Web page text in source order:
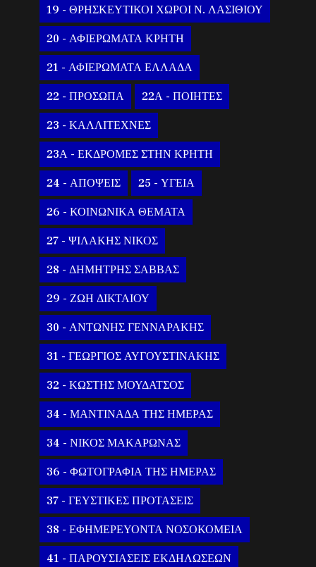
19 - ΘΡΗΣΚΕΥΤΙΚΟΙ ΧΩΡΟΙ Ν. ΛΑΣΙΘΙΟΥ
20 - ΑΦΙΕΡΩΜΑΤΑ ΚΡΗΤΗ
21 - ΑΦΙΕΡΩΜΑΤΑ ΕΛΛΑΔΑ
22 - ΠΡΟΣΩΠΑ 22Α - ΠΟΙΗΤΕΣ
23 - ΚΑΛΛΙΤΕΧΝΕΣ
23Α - ΕΚΔΡΟΜΕΣ ΣΤΗΝ ΚΡΗΤΗ
24 - ΑΠΟΨΕΙΣ 25 - ΥΓΕΙΑ
26 - ΚΟΙΝΩΝΙΚΑ ΘΕΜΑΤΑ
27 - ΨΙΛΑΚΗΣ ΝΙΚΟΣ
28 - ΔΗΜΗΤΡΗΣ ΣΑΒΒΑΣ
29 - ΖΩΗ ΔΙΚΤΑΙΟΥ
30 - ΑΝΤΩΝΗΣ ΓΕΝΝΑΡΑΚΗΣ
31 - ΓΕΩΡΓΙΟΣ ΑΥΓΟΥΣΤΙΝΑΚΗΣ
32 - ΚΩΣΤΗΣ ΜΟΥΔΑΤΣΟΣ
34 - ΜΑΝΤΙΝΑΔΑ ΤΗΣ ΗΜΕΡΑΣ
34 - ΝΙΚΟΣ ΜΑΚΑΡΩΝΑΣ
36 - ΦΩΤΟΓΡΑΦΙΑ ΤΗΣ ΗΜΕΡΑΣ
37 - ΓΕΥΣΤΙΚΕΣ ΠΡΟΤΑΣΕΙΣ
38 - ΕΦΗΜΕΡΕΥΟΝΤΑ ΝΟΣΟΚΟΜΕΙΑ
41 - ΠΑΡΟΥΣΙΑΣΕΙΣ ΕΚΔΗΛΩΣΕΩΝ